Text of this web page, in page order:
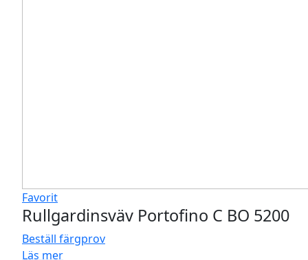
Favorit
Rullgardinsväv Portofino C BO 5200
Beställ färgprov
Läs mer